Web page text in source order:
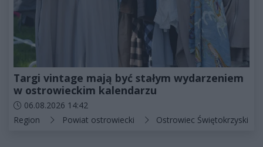
Targi vintage mają być stałym wydarzeniem
w ostrowieckim kalendarzu
Data dodania artykułu:
06.08.2026 14:42
Kategorie artykułu:
Region Powiat ostrowiecki Ostrowiec Świętokrzyski